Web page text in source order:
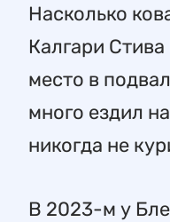
Насколько
Калгари
место в
много ездил
никогда не
В 2023-м у